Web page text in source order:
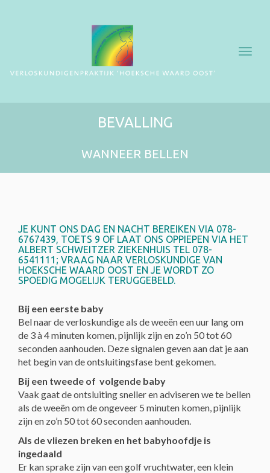
BEVALLING
WANNEER BELLEN
JE KUNT ONS DAG EN NACHT BEREIKEN VIA 078-
6767439, TOETS 9 OF LAAT ONS OPPIEPEN VIA HET
ALBERT SCHWEITZER ZIEKENHUIS TEL 078-
6541111; VRAAG NAAR VERLOSKUNDIGE VAN
HOEKSCHE WAARD OOST EN JE WORDT ZO
SPOEDIG MOGELIJK TERUGGEBELD.
Bij een eerste baby
Bel naar de verloskundige als de weeën een uur lang om
de 3 à 4 minuten komen, pijnlijk zijn en zo’n 50 tot 60
seconden aanhouden. Deze signalen geven aan dat je aan
het begin van de ontsluitingsfase bent gekomen.
Bij een tweede of volgende baby
Vaak gaat de ontsluiting sneller en adviseren we te bellen
als de weeën om de ongeveer 5 minuten komen, pijnlijk
zijn en zo’n 50 tot 60 seconden aanhouden.
Als de vliezen breken en het babyhoofdje is
ingedaald
Er kan sprake zijn van een golf vruchtwater, een klein